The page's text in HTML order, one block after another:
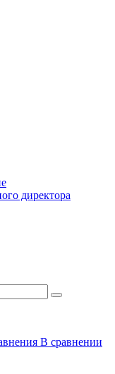
директора
В сравнении